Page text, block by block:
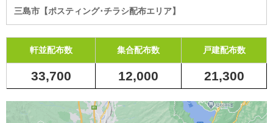
三島市【ポスティング･チラシ配布エリア】
軒並配布数 集合配布数 戸建配布数
33,700 12,000 21,300